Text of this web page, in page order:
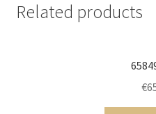
Related products
€